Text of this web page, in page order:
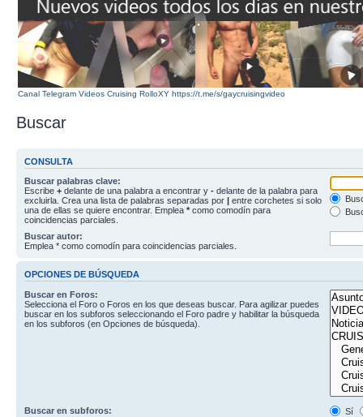
Canal Telegram Videos Cruising RolloXY https://t.me/s/gaycruisingvideo
Buscar
CONSULTA
Buscar palabras clave:
Escribe + delante de una palabra a encontrar y - delante de la palabra para
excluirla. Crea una lista de palabras separadas por | entre corchetes si solo
una de ellas se quiere encontrar. Emplea * como comodín para
coincidencias parciales.
Buscar autor:
Emplea * como comodín para coincidencias parciales.
OPCIONES DE BÚSQUEDA
Buscar en Foros:
Selecciona el Foro o Foros en los que deseas buscar. Para agilizar puedes
buscar en los subforos seleccionando el Foro padre y habilitar la búsqueda
en los subforos (en Opciones de búsqueda).
Buscar en subforos:
Sí